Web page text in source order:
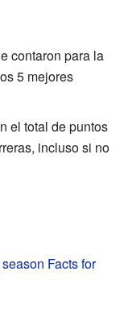
contaron para la
5 mejores
el total de puntos
incluso si no
Facts for